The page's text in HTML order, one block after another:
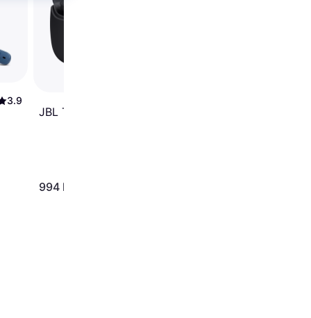
3.9
JBL Tune Buds Black
994 kr